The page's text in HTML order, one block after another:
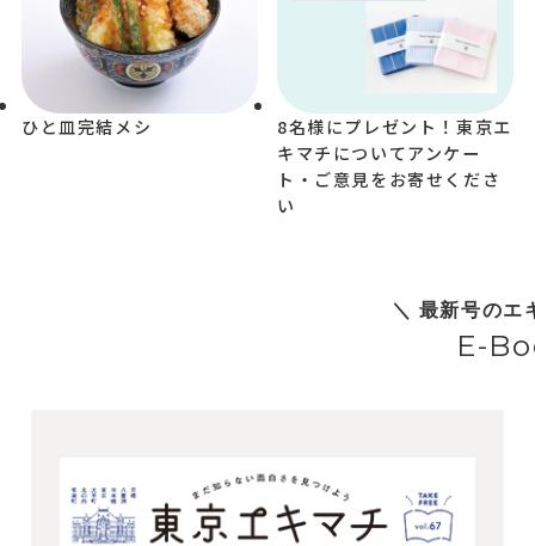
ひと皿完結メシ
8名様にプレゼント！東京エ
キマチについてアンケー
ト・ご意見をお寄せくださ
い
＼ 最新号のエ
E-